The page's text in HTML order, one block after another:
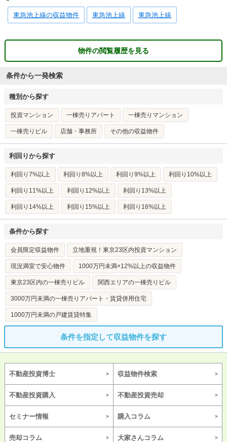
東急池上線の収益物件 東急池上線 東急池上線
物件の閲覧履歴を見る
条件から一発検索
種別から探す
投資マンション 一棟売りアパート 一棟売りマンション
一棟売りビル 店舗・事務所 その他の収益物件
利回りから探す
利回り7%以上 利回り8%以上 利回り9%以上 利回り10%以上
利回り11%以上 利回り12%以上 利回り13%以上
利回り14%以上 利回り15%以上 利回り16%以上
条件から探す
会員限定収益物件 立地重視！東京23区内投資マンション
現況満室で安心物件 1000万円未満×12%以上の収益物件
東京23区内の一棟売りビル 関西エリアの一棟売りビル
3000万円未満の一棟売りアパート・賃貸併用住宅
1000万円未満の戸建賃貸特集
条件を指定して収益物件を探す
不動産投資博士 収益物件検索
不動産投資購入 不動産投資売却
セミナー情報 購入コラム
売却コラム 大家さんコラム